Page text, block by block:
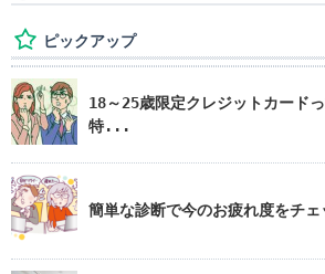
ピックアップ
18～25歳限定クレジットカード
特...
簡単な診断で今のお疲れ度をチェ